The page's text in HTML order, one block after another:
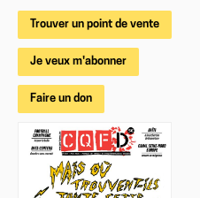
Trouver un point de vente
Je veux m'abonner
Faire un don